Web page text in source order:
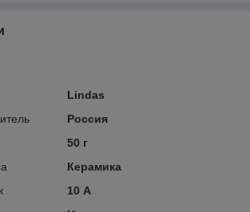
Lindas
Россия
50 г
Керамика
10 А